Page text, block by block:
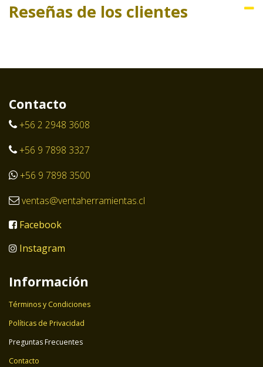
Reseñas de los clientes
Contacto
+56 2 2948 3608
+56 9 7898 3327
+56 9 7898 3500
ventas@ventaherramientas.cl
Facebook
Instagram
Información
Términos y Condiciones
Políticas de Privacidad
Preguntas Frecuentes
Contacto